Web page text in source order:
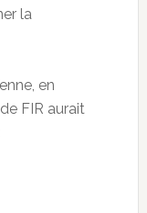
la
en
FIR aurait